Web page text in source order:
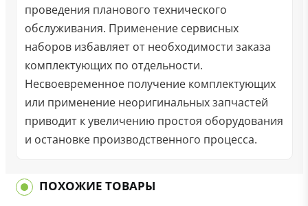
проведения планового технического
обслуживания. Применение сервисных
наборов избавляет от необходимости заказа
комплектующих по отдельности.
Несвоевременное получение комплектующих
или применение неоригинальных запчастей
приводит к увеличению простоя оборудования
и остановке производственного процесса.
ПОХОЖИЕ ТОВАРЫ